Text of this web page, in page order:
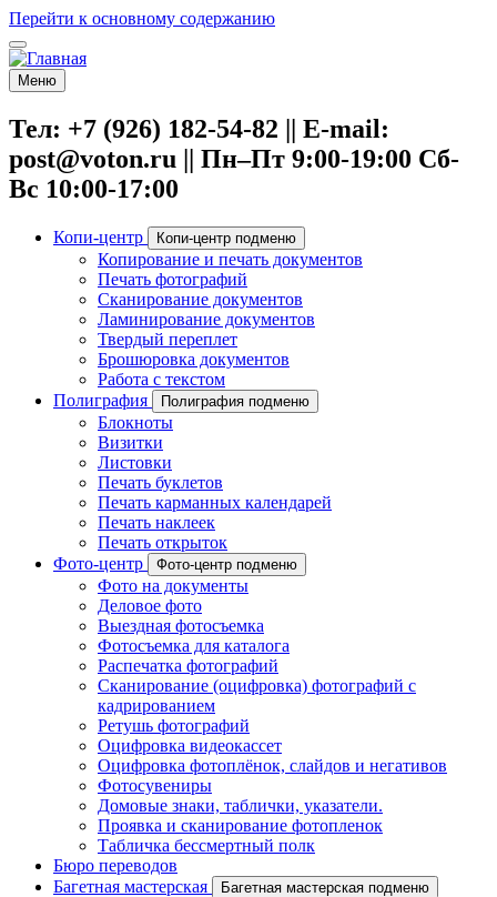
Перейти к основному содержанию
Меню
Тел: +7 (926) 182-54-82 || E-mail:
post@voton.ru || Пн–Пт 9:00-19:00 Сб-
Вс 10:00-17:00
Копи-центр Копи-центр подменю
Копирование и печать документов
Печать фотографий
Сканирование документов
Ламинирование документов
Твердый переплет
Брошюровка документов
Работа с текстом
Полиграфия
Полиграфия подменю
Блокноты
Визитки
Листовки
Печать буклетов
Печать карманных календарей
Печать наклеек
Печать открыток
Фото-центр
Фото-центр подменю
Фото на документы
Деловое фото
Выездная фотосъемка
Фотосъемка для каталога
Распечатка фотографий
Сканирование (оцифровка) фотографий с
кадрированием
Ретушь фотографий
Оцифровка видеокассет
Оцифровка фотоплёнок, слайдов и негативов
Фотосувениры
Домовые знаки, таблички, указатели.
Проявка и сканирование фотопленок
Табличка бессмертный полк
Бюро переводов
Багетная мастерская
Багетная мастерская подменю